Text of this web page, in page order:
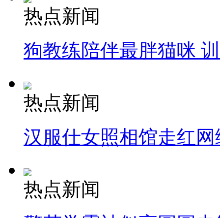
热点新闻
狗教练陪伴最胖猫咪
热点新闻
汉服仕女照相馆走红网
热点新闻